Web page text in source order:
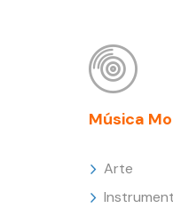
Música
Arte